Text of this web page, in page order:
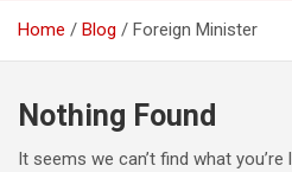
Home Blog Foreign Minister
Nothing Found
It seems we can’t find what